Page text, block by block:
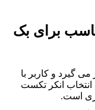
برای بک
گیرد و کاربر با
انکر تکست
است.